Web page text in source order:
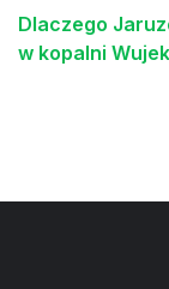
Dlaczego
w kopalni